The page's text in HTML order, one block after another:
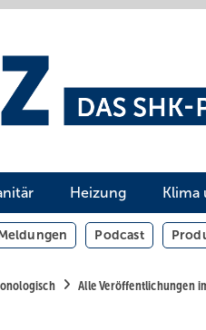
Heizung
Podcast
Alle Veröffentlichungen